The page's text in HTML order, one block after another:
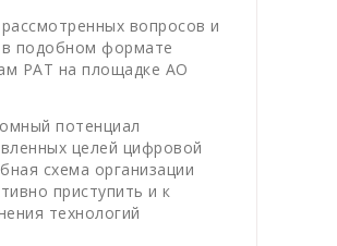
вопросов и
в подобном формате
РАТ на площадке АО
потенциал
целей цифровой
схема организации
приступить и к
технологий